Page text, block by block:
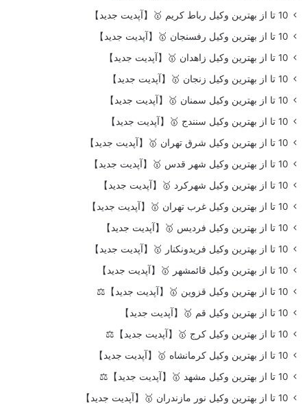
10 تا از بهترین وکیل رباط کریم 🥇【آپدیت جدید】
10 تا از بهترین وکیل رفسنجان 🥇【آپدیت جدید】
10 تا از بهترین وکیل زاهدان 🥇【آپدیت جدید】
10 تا از بهترین وکیل زنجان 🥇【آپدیت جدید】
10 تا از بهترین وکیل سمنان 🥇【آپدیت جدید】
10 تا از بهترین وکیل سنندج 🥇【آپدیت جدید】
10 تا از بهترین وکیل شرق تهران 🥇【آپدیت جدید】
10 تا از بهترین وکیل شهر قدس 🥇【آپدیت جدید】
10 تا از بهترین وکیل شهرکرد 🥇【آپدیت جدید】
10 تا از بهترین وکیل غرب تهران 🥇【آپدیت جدید】
10 تا از بهترین وکیل فردیس 🥇【آپدیت جدید】
10 تا از بهترین وکیل فریدونکنار 🥇【آپدیت جدید】
10 تا از بهترین وکیل قائمشهر 🥇【آپدیت جدید】
10 تا از بهترین وکیل قزوین 🥇【آپدیت جدید】⚖️
10 تا از بهترین وکیل قم 🥇【آپدیت جدید】
10 تا از بهترین وکیل کرج 🥇【آپدیت جدید】⚖️
10 تا از بهترین وکیل کرمانشاه 🥇【آپدیت جدید】
10 تا از بهترین وکیل مشهد 🥇【آپدیت جدید】⚖️
10 تا از بهترین وکیل نور مازندران 🥇【آپدیت جدید】